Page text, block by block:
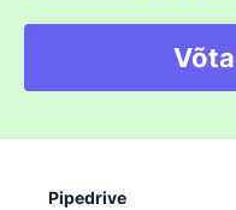
Pipedrive